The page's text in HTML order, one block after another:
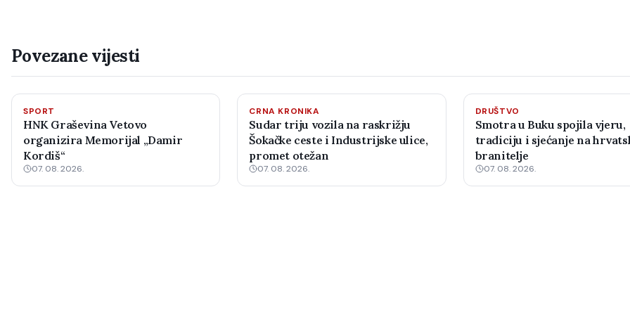
Povezane vijesti
SPORT
HNK Graševina Vetovo
organizira Memorijal „Damir
Kordiš“
07. 08. 2026.
CRNA KRONIKA
Sudar triju vozila na raskrižju
Šokačke ceste i Industrijske ulice,
promet otežan
07. 08. 2026.
DRUŠTVO
Smotra u Buku spojila vjeru,
tradiciju i sjećanje na
branitelje
07. 08. 2026.